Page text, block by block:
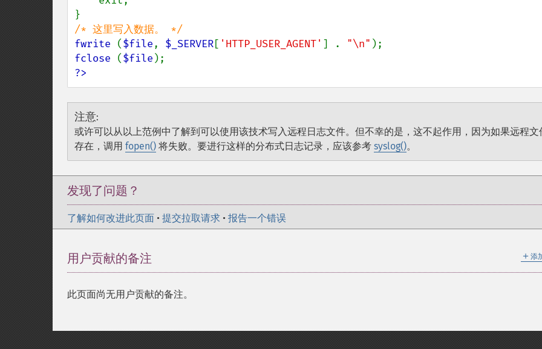
fwrite ($file, $_SERVER[ 'HTTP_USER_AGENT' ] . "\n"
fclose ($file
?>
注意:
或许可以从以上范例中了解到可以使用该技术写入远程日志文件。但不幸的是，这不起作用，因为如果远程文
存在，调用 fopen() 将失败。要进行这样的分布式日志记录，应该参考 syslog()。
发现了问题？
了解如何改进此页面 • 提交拉取请求 • 报告一个错误
＋ 添
用户贡献的备注
此页面尚无用户贡献的备注。